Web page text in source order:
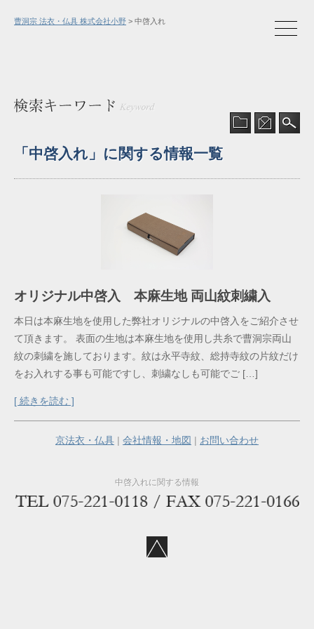
曹洞宗 法衣・仏具 株式会社小野 > 中啓入れ
「中啓入れ」 に関する情報一覧
オリジナル中啓入 本麻生地 両山紋刺繍入
本日は本麻生地を使用した弊社オリジナルの中啓入をご紹介させ
て頂きます。 表面の生地は本麻生地を使用し共糸で曹洞宗両山
紋の刺繍を施しております。紋は永平寺紋、総持寺紋の片紋だけ
をお入れする事も可能ですし、刺繍なしも可能でご […]
[ 続きを読む ]
京法衣・仏具 | 会社情報・地図 | お問い合わせ
中啓入れに関する情報